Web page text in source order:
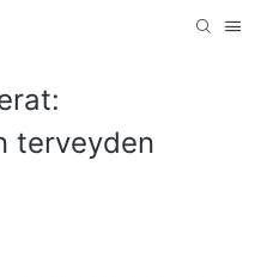
terveyden